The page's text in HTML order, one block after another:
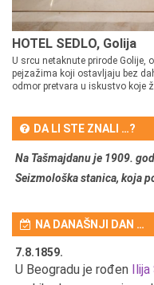
HOTEL SEDLO, Golija
U srcu netaknute prirode
pejzažima koji ostavljaju bez
odmor pretvara u iskustvo koje
DA LI STE ZNALI …?
Na Tašmajdanu je 1909.
Seizmološka stanica, koja
NA DANAŠNJI DAN …
7.8.1859.
U Beogradu je rođen Ilija